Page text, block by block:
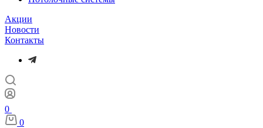
Акции
Новости
Контакты
0
0